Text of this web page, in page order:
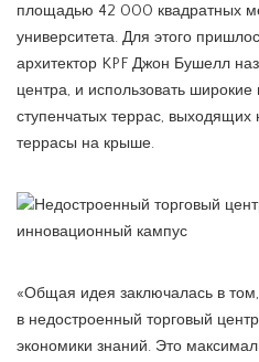
площадью 42 000 квадратных
университета. Для этого
архитектор KPF Джон Бушелл
центра, и использовать
ступенчатых террас,
террасы на крыше.
«Общая идея заключалась в
в недостроенный торговый
экономики знаний. Это